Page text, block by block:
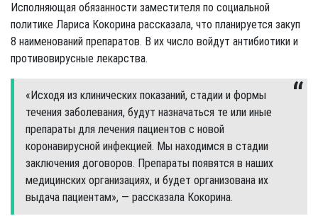
Исполняющая обязанности заместителя по социальной
политике Лариса Кокорина рассказала, что планируется закуп
8 наименований препаратов. В их число войдут антибиотики и
противовирусные лекарства.
«Исходя из клинических показаний, стадии и формы
течения заболевания, будут назначаться те или иные
препараты для лечения пациентов с новой
коронавирусной инфекцией. Мы находимся в стадии
заключения договоров. Препараты появятся в наших
медицинских организациях, и будет организована их
выдача пациентам», — рассказала Кокорина.